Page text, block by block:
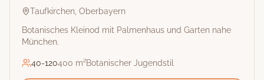
Taufkirchen Oberbayern
Botanisches Kleinod mit Palmenhaus und Garten nahe
München.
40-120400 m²Botanischer Jugendstil